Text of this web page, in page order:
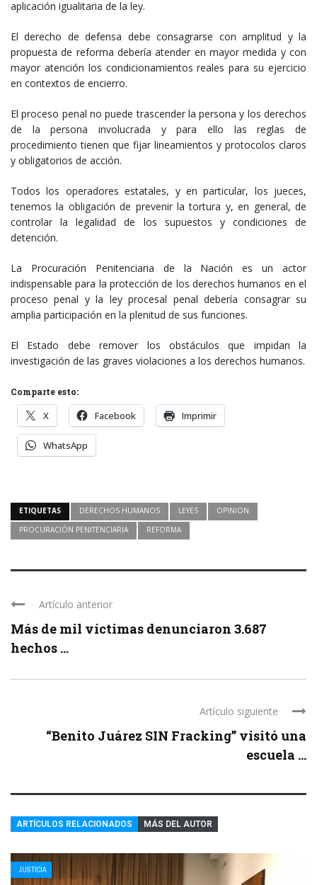
aplicación igualitaria de la ley.
El derecho de defensa debe consagrarse con amplitud y la
propuesta de reforma debería atender en mayor medida y con
mayor atención los condicionamientos reales para su ejercicio
en contextos de encierro.
El proceso penal no puede trascender la persona y los derechos
de la persona involucrada y para ello las reglas de
procedimiento tienen que fijar lineamientos y protocolos claros
y obligatorios de acción.
Todos los operadores estatales, y en particular, los jueces,
tenemos la obligación de prevenir la tortura y, en general, de
controlar la legalidad de los supuestos y condiciones de
detención.
La Procuración Penitenciaria de la Nación es un actor
indispensable para la protección de los derechos humanos en el
proceso penal y la ley procesal penal debería consagrar su
amplia participación en la plenitud de sus funciones.
El Estado debe remover los obstáculos que impidan la
investigación de las graves violaciones a los derechos humanos.
Comparte esto:
X Facebook Imprimir
WhatsApp
ETIQUETAS DERECHOS HUMANOS LEYES
OPINION
PROCURACIÓN PENITENCIARIA
REFORMA
Artículo anterior
Más de mil víctimas denunciaron 3.687
hechos ...
Artículo siguiente
“Benito Juárez SIN Fracking” visitó una
escuela ...
ARTÍCULOS RELACIONADOS MÁS DEL AUTOR
JUSTICIA